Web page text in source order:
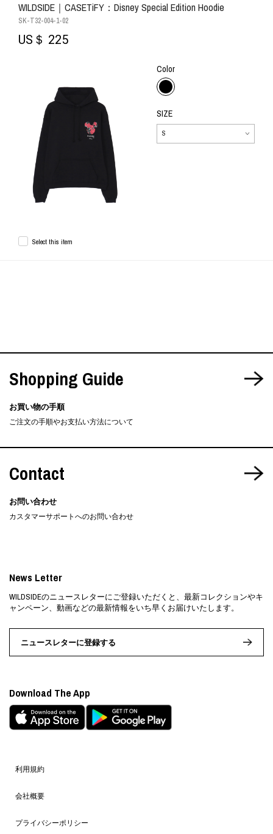
Select this item
WILDSIDE｜CASETiFY：Disney Special Edition Hoodie
SK-T32-004-1-02
US＄ 225
Color
SIZE
Shopping Guide
お買い物の手順
ご注文の手順やお支払い方法について
Contact
お問い合わせ
カスタマーサポートへのお問い合わせ
利用規約
会社概要
プライバシーポリシー
News Letter
WILDSIDEのニュースレターにご登録いただくと、最新コレクションやキ
ャンペーン、動画などの最新情報をいち早くお届けいたします。
ニュースレターに登録する
Download The App